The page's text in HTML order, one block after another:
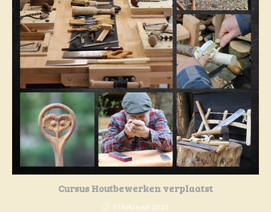
Cursus Houtbewerken verplaatst
27 februari 2023